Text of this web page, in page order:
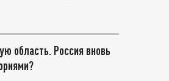
область. Россия вновь